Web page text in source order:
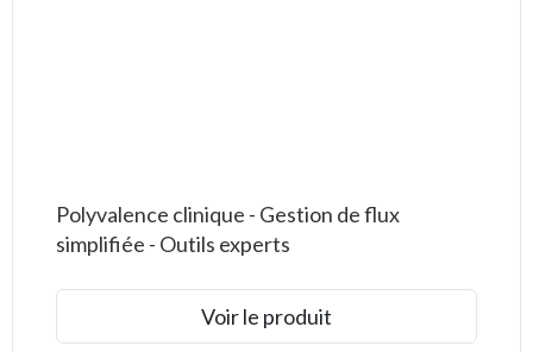
Polyvalence clinique - Gestion de flux
simplifiée - Outils experts
Voir le produit